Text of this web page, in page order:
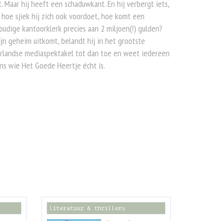
Maar hij heeft een schaduwkant. En hij verbergt iets,
sjiek hij zich ook voordoet, hoe komt een
kantoorklerk precies aan 2 miljoen(!) gulden?
geheim uitkomt, belandt hij in het grootste
mediaspektakel tot dan toe en weet iedereen
wie Het Goede Heertje écht is.
literatuur & thrillers